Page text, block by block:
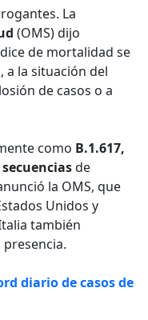
La
(OMS) dijo
de mortalidad se
a la situación del
de casos o a
como B.1.617,
secuenciasde
la OMS, que
Unidos y
también
diario de casos de